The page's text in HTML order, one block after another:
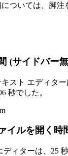
ついては、脚注
(サイドバー
スト エディター
秒でした。
イルを開く時
ディターは、25